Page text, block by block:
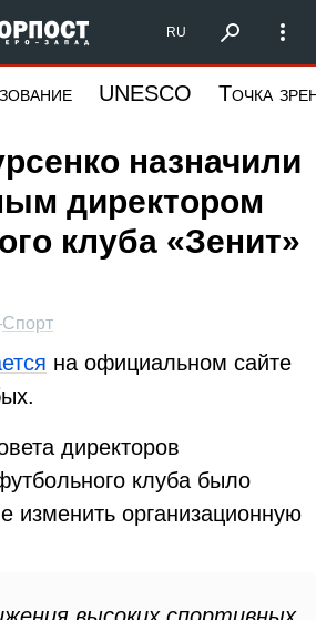
Форпост Северо-Запад
RU
UNESCO Точка
назначили
директором
клуба «Зенит»
Спорт
на официальном сайте
директоров
клуба было
изменить организационную